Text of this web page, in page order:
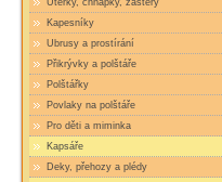
Kapesníky
Ubrusy a prostírání
Přikrývky a polštáře
Polštářky
Povlaky na polštáře
Pro děti a miminka
Kapsáře
Deky, přehozy a plédy